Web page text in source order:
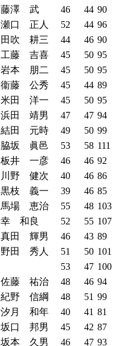
藤澤 武 46 44 90
瀬口 正人 52 44 96
田吹 耕三 44 46 90
工藤 吉喜 45 50 95
岩本 朋二 45 50 95
衞藤 公秀 45 44 89
米田 洋一 45 50 95
浜田 靖男 47 47 94
結田 元時 49 50 99
脇坂 眞邑 53 58 111
板井 一彦 46 46 92
川野 健次 40 46 86
黒枝 義一 39 46 85
馬場 恵治 55 48 103
幸 和良 52 55 107
真田 輝男 46 43 89
野田 秀人 51 50 101
53 47 100
佐藤 祐治 48 46 94
紀野 信綱 48 51 99
汐月 和年 40 41 81
坂口 邦男 45 42 87
坂本 久男 46 47 93